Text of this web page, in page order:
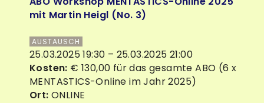
mit Martin Heigl (No. 3)
AUSTAUSCH
25.03.2025 19:30 – 25.03.2025 21:00
Kosten: € 130,00 für das gesamte ABO (6 x
MENTASTICS-Online im Jahr 2025)
Ort: ONLINE